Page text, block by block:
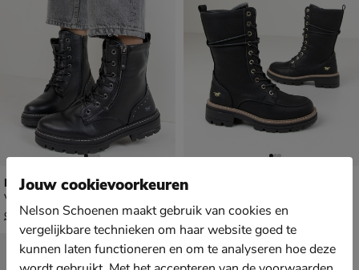
Mustang
Veterboots - zwart
van € 99,99 voor € 69,99
99 99 69,99
Mustang
van € 99,99 voor € 69,99
99, 99 69,99
Jouw cookievoorkeuren
Nelson Schoenen maakt gebruik van cookies en
vergelijkbare technieken om haar website goed te
kunnen laten functioneren en om te analyseren hoe deze